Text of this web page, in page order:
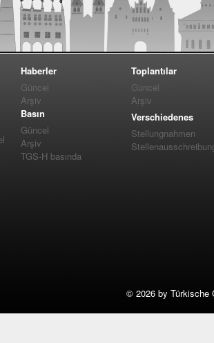
Haberler
Güncel
Arşiv
Basın
Güncel
Arşiv
TGS-H basında
Toplantılar
Güncel
Arşiv
Verschiedenes
Stellungnahmen
© 2026 by Türkische